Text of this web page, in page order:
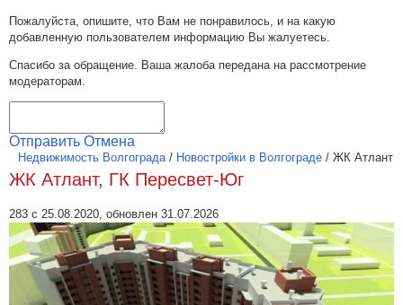
Пожалуйста, опишите, что Вам не понравилось, и на какую
добавленную пользователем информацию Вы жалуетесь.
Спасибо за обращение. Ваша жалоба передана на рассмотрение
модераторам.
Отправить Отмена
Недвижимость Волгограда/ Новостройки в Волгограде / ЖК Атлант
ЖК Атлант, ГК Пересвет-Юг
283 с 25.08.2020, обновлен 31.07.2026